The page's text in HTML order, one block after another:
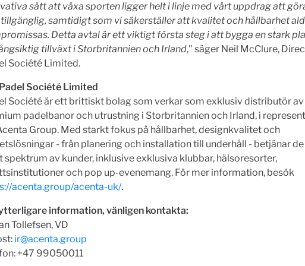
sätt att växa sporten ligger helt i linje med vårt uppdrag att
samtidigt som vi säkerställer att kvalitet och hållbarhet
Detta avtal är ett viktigt första steg i att bygga en stark
tillväxt i Storbritannien och Irland," säger Neil McClure,
Société Limited.
Société Limited
Société är ett brittiskt bolag som verkar som exklusiv distributör av
padelbanor och utrustning i Storbritannien och Irland, i
Group. Med starkt fokus på hållbarhet, designkvalitet och
- från planering och installation till underhåll - betjänar
spektrum av kunder, inklusive exklusiva klubbar, hälsoresorter,
och pop up-evenemang. För mer information, besök
acenta.group/acenta-uk/.
information, vänligen kontakta:
Tollefsen, VD
ir@acenta.group
+47 99050011